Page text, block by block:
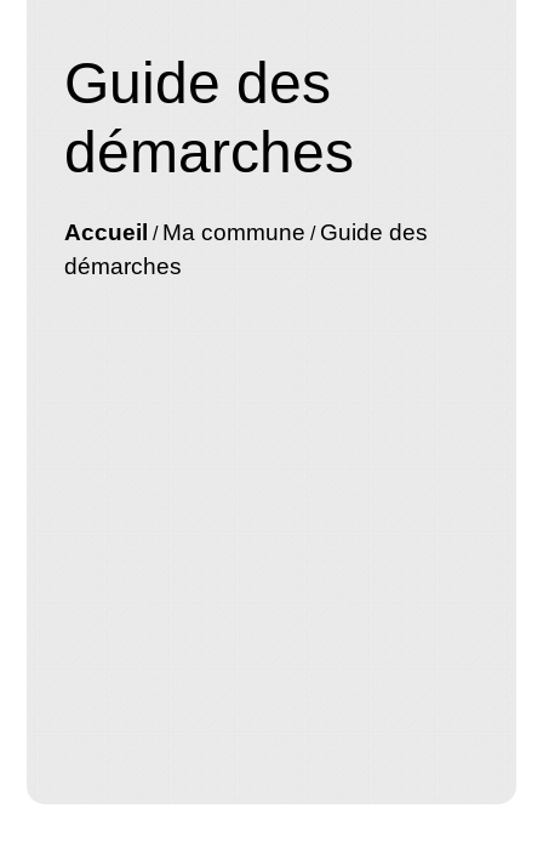
Guide des
démarches
Accueil / Ma commune / Guide des
démarches